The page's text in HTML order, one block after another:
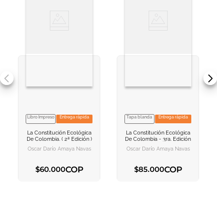
VER INFORMACION
AGREGAR AL
Libro Impreso Entrega rápida
La Constitución Ecológica
De Colombia. ( 2ª Edición )
Óscar Darío Amaya Navas
$60.000COP
VER INFORMACION
AGREGAR AL
Tapa blanda Entrega rápida
La Constitución Ecológica
De Colombia - 3ra. Edición
Óscar Darío Amaya Navas
$85.000COP